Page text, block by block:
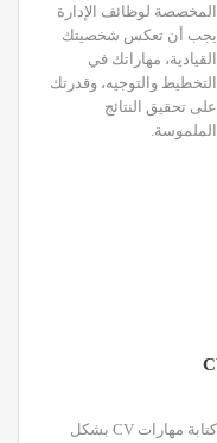
المخصصة لوظائف الإدارة
يجب أن تعكس شخصيتك
القيادية، مهاراتك في
التخطيط والتوجيه، وقدرتك
على تحقيق النتائج
الملموسة.
كتابة مهارات CV بشكل